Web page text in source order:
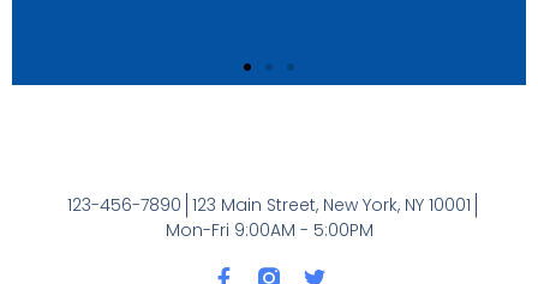
123-456-7890 123 Main Street, New York, NY 10001
Mon-Fri 9:00AM - 5:00PM